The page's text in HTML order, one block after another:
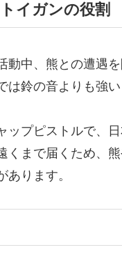
イガンの役割
動中、熊との遭遇
は鈴の音よりも強
プピストルで、
くまで届くため、
ります。